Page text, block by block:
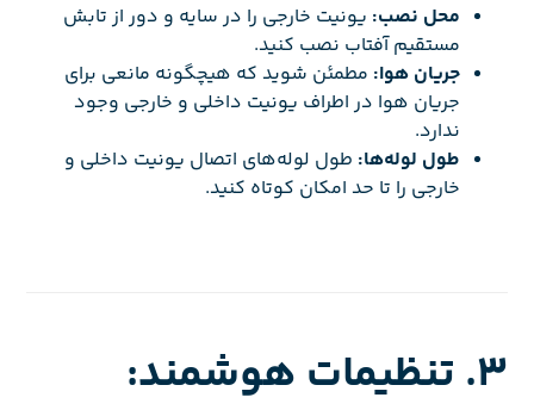
محل نصب: یونیت خارجی را در سایه و دور از تابش
مستقیم آفتاب نصب کنید.
جریان هوا: مطمئن شوید که هیچگونه مانعی برای
جریان هوا در اطراف یونیت داخلی و خارجی وجود
ندارد.
طول لوله‌ها: طول لوله‌های اتصال یونیت داخلی و
خارجی را تا حد امکان کوتاه کنید.
3. تنظیمات هوشمند: